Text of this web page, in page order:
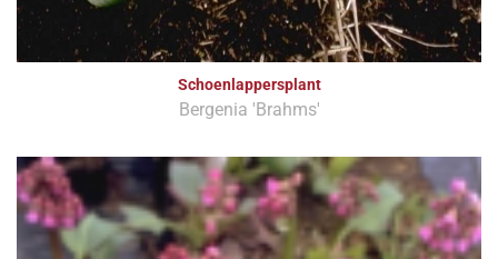
Schoenlappersplant
Bergenia 'Brahms'